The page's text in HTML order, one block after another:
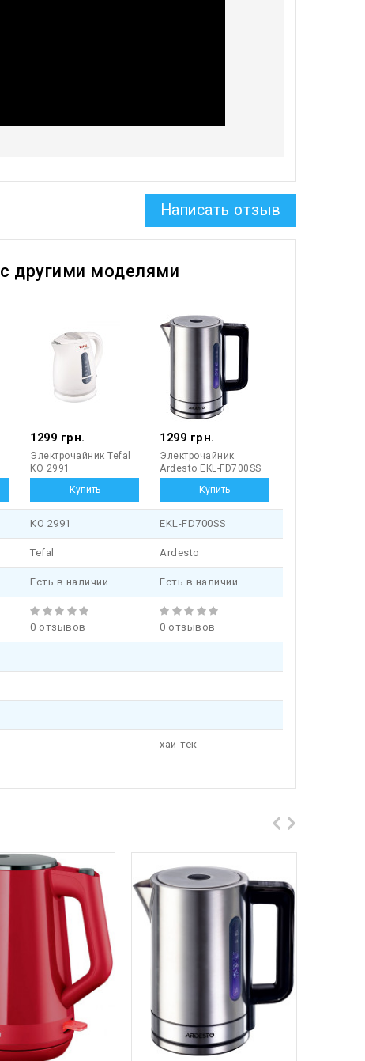
Написать отзыв
с другими моделями
1299 грн.
Электрочайник Tefal
KO 2991
1299 грн.
Электрочайник
Ardesto EKL-FD700SS
KO 2991 EKL-FD700SS
Tefal Ardesto
Есть в наличии Есть в наличии
0 отзывов 0 отзывов
хай-тек